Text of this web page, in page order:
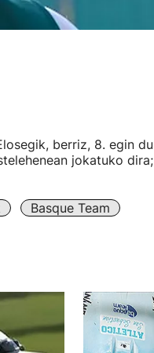
berriz, 8. egin du
jokatuko dira;
Basque Team